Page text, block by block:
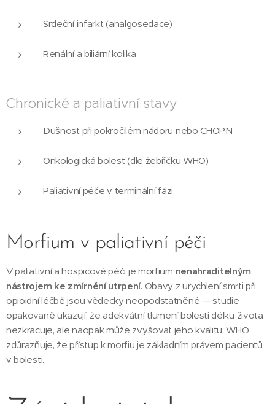
Srdeční infarkt (analgosedace)
Renální a biliární kolika
Chronické a paliativní stavy
Dušnost při pokročilém nádoru nebo CHOPN
Onkologická bolest (dle žebříčku WHO)
Paliativní péče v terminální fázi
Morfium v paliativní péči
V paliativní a hospicové péči je morfium nenahraditelným
nástrojem ke zmírnění utrpení. Obavy z urychlení smrti při
opioidní léčbě jsou vědecky neopodstatněné — studie
opakovaně ukazují, že adekvátní tlumení bolesti délku života
nezkracuje, ale naopak může zvyšovat jeho kvalitu. WHO
zdůrazňuje, že přístup k morfiu je základním právem pacientů
v bolesti.